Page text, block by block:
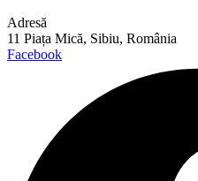
Adresă
11 Piața Mică, Sibiu, România
Facebook